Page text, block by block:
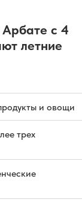
с 4
летние
и овощи
трех